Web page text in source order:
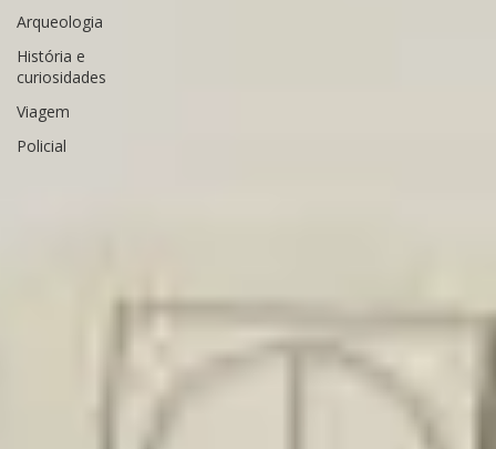
Arqueologia
História e
curiosidades
Viagem
Policial